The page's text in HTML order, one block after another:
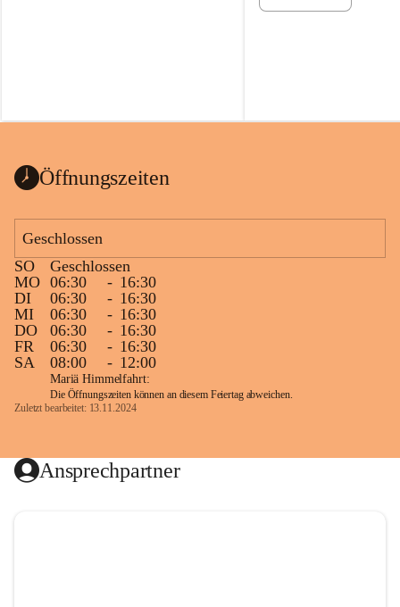
e
Öffnungszeiten
Geschlossen
SO
Geschlossen
MO 06:30 - 16:30
DI
06:30 - 16:30
MI
06:30 - 16:30
DO
06:30 - 16:30
FR
06:30 - 16:30
SA
08:00 - 12:00
Mariä Himmelfahrt:
Die Öffnungszeiten können an diesem Feiertag abweichen.
Zuletzt bearbeitet: 13.11.2024
Ansprechpartner